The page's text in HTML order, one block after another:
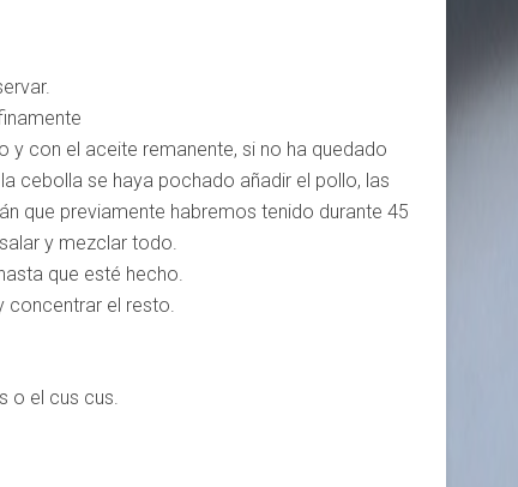
y con el aceite remanente, si no ha quedado
cebolla se haya pochado añadir el pollo, las
que previamente habremos tenido durante 45
y mezclar todo.
que esté hecho.
concentrar el resto.
o el cus cus.